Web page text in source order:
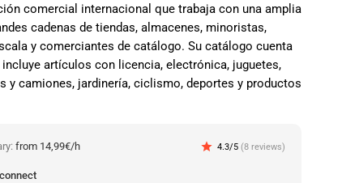
comercial internacional que trabaja con una amplia
cadenas de tiendas, almacenes, minoristas,
y comerciantes de catálogo. Su catálogo cuenta
artículos con licencia, electrónica, juguetes,
y camiones, jardinería, ciclismo, deportes y productos
from 14,99€/h star 4.3/5 (8 reviews)